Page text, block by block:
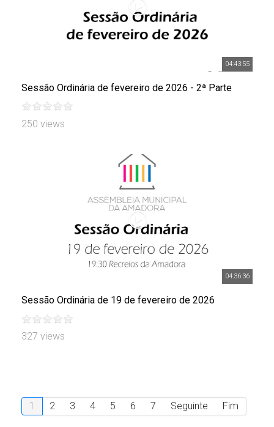
04:43:55
Sessão Ordinária de fevereiro de 2026 - 2ª Parte
250 views
04:36:36
Sessão Ordinária de 19 de fevereiro de 2026
327 views
1 2 3 4 5 6 7 Seguinte Fim